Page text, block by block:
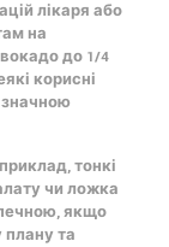
лікаря або
на
до 1/4
корисні
тонкі
чи ложка
якщо
плану та